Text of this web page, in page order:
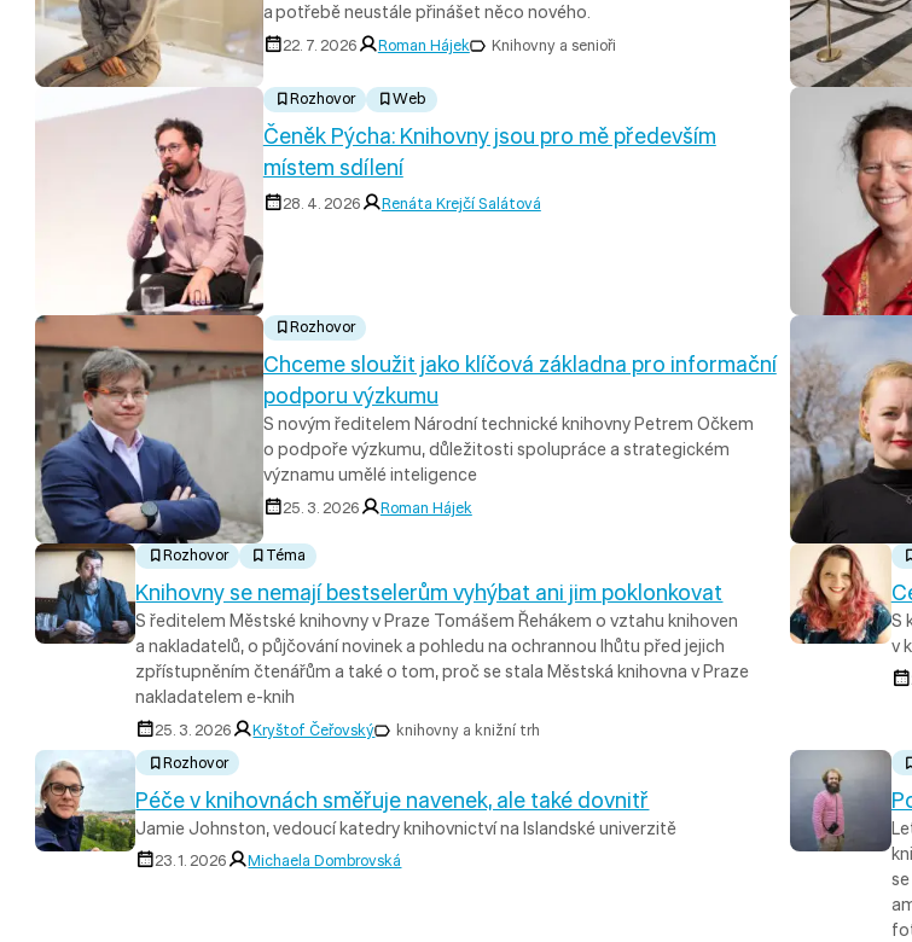
a potřebě neustále přinášet něco nového.
22. 7. 2026 Roman Hájek Knihovny a senioři
Rozhovor Web
Čeněk Pýcha: Knihovny jsou pro mě především
místem sdílení
28. 4. 2026 Renáta Krejčí Salátová
Rozhovor
Chceme sloužit jako klíčová základna pro informační
podporu výzkumu
S novým ředitelem Národní technické knihovny Petrem Očkem
o podpoře výzkumu, důležitosti spolupráce a strategickém
významu umělé inteligence
25. 3. 2026 Roman Hájek
Rozhovor Téma
Knihovny se nemají bestselerům vyhýbat ani jim poklonkovat
S ředitelem Městské knihovny v Praze Tomášem Řehákem o vztahu knihoven
a nakladatelů, o půjčování novinek a pohledu na ochrannou lhůtu před jejich
zpřístupněním čtenářům a také o tom, proč se stala Městská knihovna v Praze
nakladatelem e-knih
25. 3. 2026 Kryštof Čeřovský knihovny a knižní trh
S
v
Rozhovor
Péče v knihovnách směřuje navenek, ale také dovnitř
Jamie Johnston, vedoucí katedry knihovnictví na Islandské univerzitě
23. 1. 2026 Michaela Dombrovská